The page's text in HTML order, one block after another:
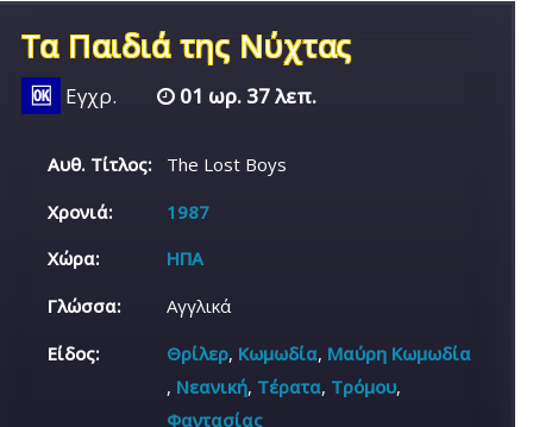
Τα Παιδιά της Νύχτας
🆗 Εγχρ. 01 ωρ. 37 λεπ.
Αυθ. Τίτλος:
The Lost Boys
Χρονιά:
1987
Χώρα:
ΗΠΑ
Γλώσσα:
Αγγλικά
Είδος:
Θρίλερ, Κωμωδία, Μαύρη Κωμωδία
, Νεανική, Τέρατα, Τρόμου,
Φαντασίας